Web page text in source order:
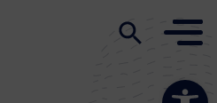
Ouvrir la